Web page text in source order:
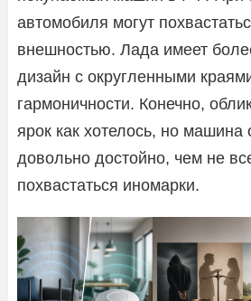
автомобиля могут
внешностью. Лада имеет
дизайн с округленными
гармоничности. Конечно,
ярок как хотелось, но машина
довольно достойно, чем не
похвастаться иномарки.